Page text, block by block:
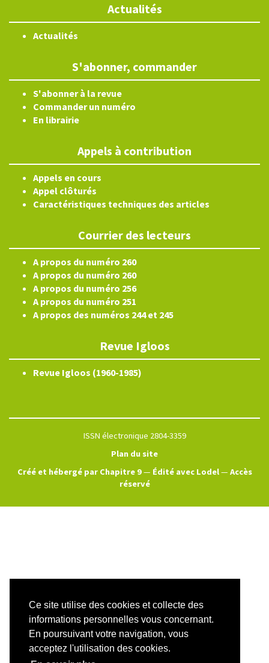
Ce site utilise des cookies et collecte des
informations personnelles vous concernant.
En poursuivant votre navigation, vous
acceptez l'utilisation des cookies.
Actualités
Actualités
S'abonner, commander
S'abonner à la revue
Commander un numéro
En librairie
Appels à contribution
Appels en cours
Appel clôturés
Caractéristiques techniques des articles
Courrier des lecteurs
A propos du numéro 260
A propos du numéro 260
A propos du numéro 256
A propos du numéro 251
A propos des numéros 244 et 245
Revue Igloos
Revue Igloos (1960-1985)
ISSN électronique 2804-3359
Plan du site
Créé et hébergé par Chapitre 9— Édité avec Lodel— Accès
réservé